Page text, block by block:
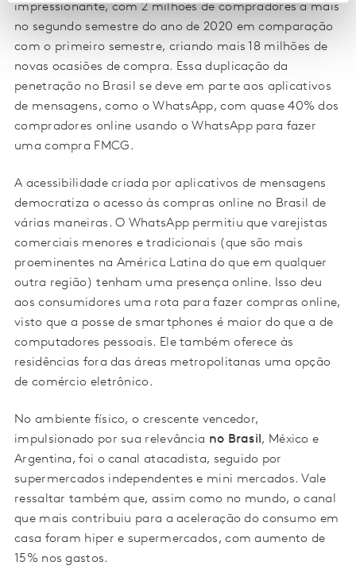
impressionante, com 2 milhões de compradores a mais
no segundo semestre do ano de 2020 em comparação
com o primeiro semestre, criando mais 18 milhões de
novas ocasiões de compra. Essa duplicação da
penetração no Brasil se deve em parte aos aplicativos
de mensagens, como o WhatsApp, com quase 40% dos
compradores online usando o WhatsApp para fazer
uma compra FMCG.
A acessibilidade criada por aplicativos de mensagens
democratiza o acesso às compras online no Brasil de
várias maneiras. O WhatsApp permitiu que varejistas
comerciais menores e tradicionais (que são mais
proeminentes na América Latina do que em qualquer
outra região) tenham uma presença online. Isso deu
aos consumidores uma rota para fazer compras online,
visto que a posse de smartphones é maior do que a de
computadores pessoais. Ele também oferece às
residências fora das áreas metropolitanas uma opção
de comércio eletrônico.
No ambiente físico, o crescente vencedor,
impulsionado por sua relevância no Brasil , México e
Argentina, foi o canal atacadista, seguido por
supermercados independentes e mini mercados. Vale
ressaltar também que, assim como no mundo, o canal
que mais contribuiu para a aceleração do consumo em
casa foram hiper e supermercados, com aumento de
15% nos gastos.